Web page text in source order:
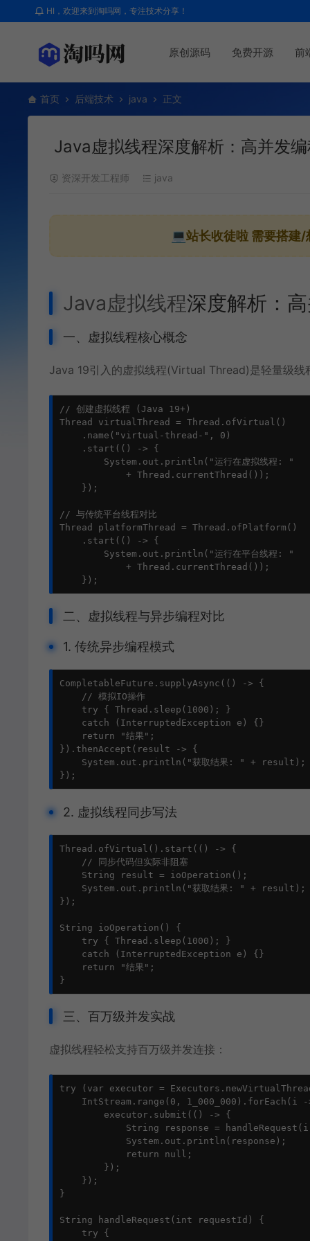
HI，欢迎来到淘吗网，专注技术分享！
原创源码 免费开源 前
首页 后端技术 java 正文
Java虚拟线程深度解析：高并发
资深开发工程师 java
💻站长收徒啦 需要搭建/
Java虚拟线程深度解析：
一、虚拟线程核心概念
Java 19引入的虚拟线程(Virtual Thread)是轻量级线
// 创建虚拟线程 (Java 19+)
Thread virtualThread = Thread.ofVirtual()
    .name("virtual-thread-", 0)
    .start(() -> {
        System.out.println("运行在虚拟线程: "
            + Thread.currentThread());
    });
// 与传统平台线程对比
Thread platformThread = Thread.ofPlatform()
    .start(() -> {
        System.out.println("运行在平台线程: "
            + Thread.currentThread());
    });
二、虚拟线程与异步编程对比
1. 传统异步编程模式
CompletableFuture.supplyAsync(() -> {
    // 模拟IO操作
    try { Thread.sleep(1000); }
    catch (InterruptedException e) {}
    return "结果";
}).thenAccept(result -> {
    System.out.println("获取结果: " + result);
});
2. 虚拟线程同步写法
Thread.ofVirtual().start(() -> {
    // 同步代码但实际非阻塞
    String result = ioOperation();
    System.out.println("获取结果: " + result);
});
String ioOperation() {
    try { Thread.sleep(1000); }
    catch (InterruptedException e) {}
    return "结果";
}
三、百万级并发实战
虚拟线程轻松支持百万级并发连接：
try (var executor =
IntStream.range(0, 1_000_000).forEach(i -
        executor.submit(() -> {
String response =
            System.out.println(response);
            return null;
        });
    });
}
String handleRequest(int requestId) {
    try {